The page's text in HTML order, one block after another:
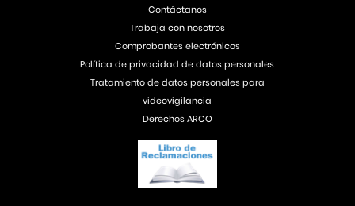
Contáctanos
Trabaja con nosotros
Comprobantes electrónicos
Política de privacidad de datos personales
Tratamiento de datos personales para
videovigilancia
Derechos ARCO